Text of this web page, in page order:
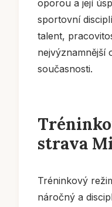
oporou a její
sportovní
talent,
nejvýznamnější
současnosti.
strava
Tréninkový
náročný a